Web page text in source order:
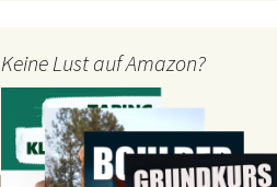
Keine Lust auf Amazon?